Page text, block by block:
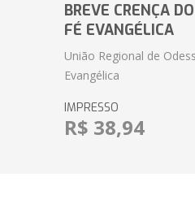
BREVE CRENÇA
FÉ EVANGÉLICA
União Regional de
Evangélica
IMPRESSO
R$ 38,94